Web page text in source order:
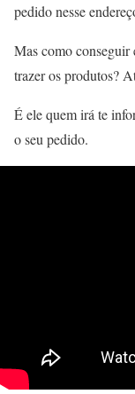
pedido nesse
Mas como conseguir
trazer os produtos?
É ele quem irá te
o seu pedido.